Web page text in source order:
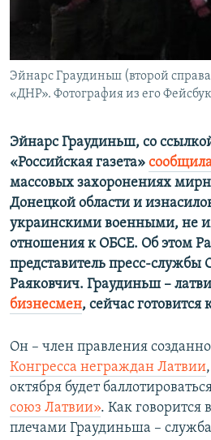
Все сайты RFE/RL
Эйнарс Граудиньш (второй
«ДНР». Фотография из его
Эйнарс Граудиньш, со
«Российская газета»
массовых захоронениях
Донецкой области и
украинскими военными, не
отношения к ОБСЕ. Об этом
представитель пресс-
Раяковчич. Граудиньш –
бизнесмен, сейчас
Он – член правления
Конгресса неграждан Латвии
октября будет
союз Латвии». Как говорится
плечами Граудиньша –